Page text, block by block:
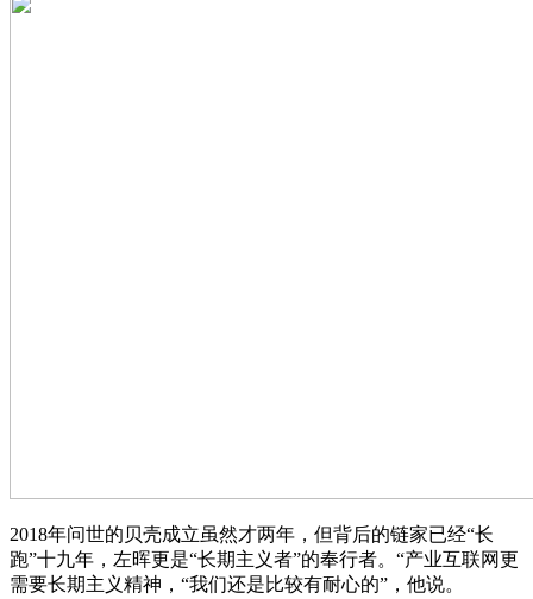
2018年问世的贝壳成立虽然才两年，但背后的链家已经“长
跑”十九年，左晖更是“长期主义者”的奉行者。“产业互联网更
需要长期主义精神，“我们还是比较有耐心的”，他说。